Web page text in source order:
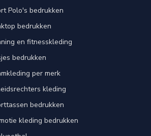
Polo's bedrukken
bedrukken
en fitnesskleding
bedrukken
per merk
kleding
bedrukken
kleding bedrukken